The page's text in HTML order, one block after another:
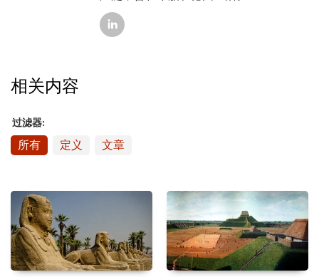
相关内容
过滤器:
所有 定义 文章